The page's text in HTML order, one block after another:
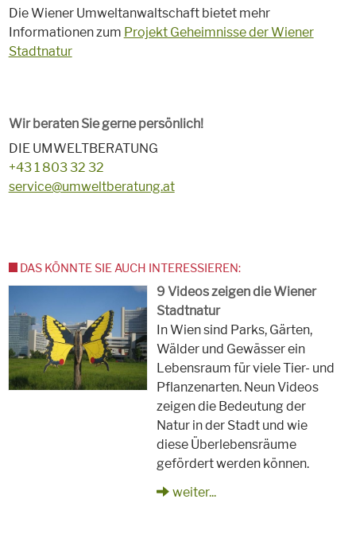
Die Wiener Umweltanwaltschaft bietet mehr
Informationen zum Projekt Geheimnisse der Wiener
Stadtnatur
Wir beraten Sie gerne persönlich!
DIE UMWELTBERATUNG
+43 1 803 32 32
service@umweltberatung.at
DAS KÖNNTE SIE AUCH INTERESSIEREN:
9 Videos zeigen die Wiener
Stadtnatur
In Wien sind Parks, Gärten,
Wälder und Gewässer ein
Lebensraum für viele Tier- und
Pflanzenarten. Neun Videos
zeigen die Bedeutung der
Natur in der Stadt und wie
diese Überlebensräume
gefördert werden können.
weiter...